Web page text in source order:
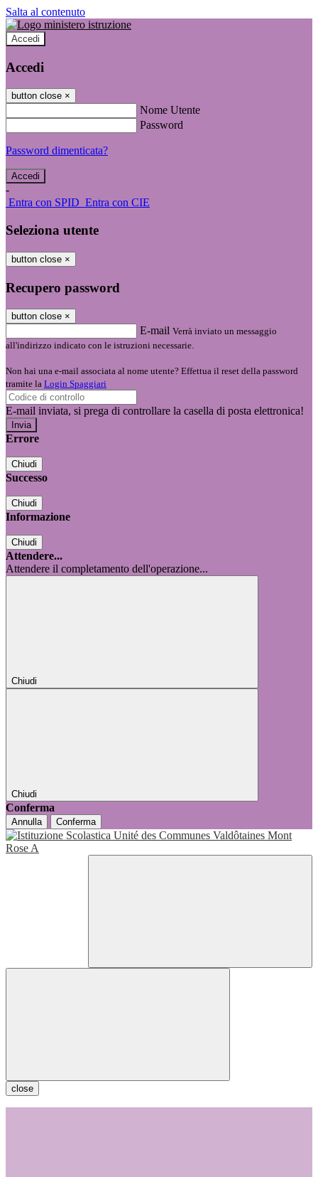
Salta al contenuto
Accedi
Accedi
button close ×
Nome Utente
Password
Password dimenticata?
-
Entra con SPID Entra con CIE
Seleziona utente
button close ×
Recupero password
button close ×
E-mail Verrà inviato un messaggio
all'indirizzo indicato con le istruzioni necessarie.
Non hai una e-mail associata al nome utente? Effettua il reset della password
tramite la Login Spaggiari
E-mail inviata, si prega di controllare la casella di posta elettronica!
Errore
Chiudi
Successo
Chiudi
Informazione
Chiudi
Attendere...
Attendere il completamento dell'operazione...
Chiudi
Chiudi
Conferma
Annulla Conferma
close